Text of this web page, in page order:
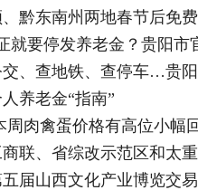
黔东南州两地春节后免
就要停发养老金？贵阳市
、查地铁、查停车…贵
养老金“指南”
周肉禽蛋价格有高位小幅
联、省综改示范区和太
届山西文化产业博览交